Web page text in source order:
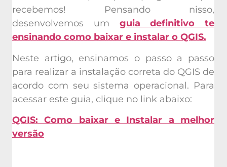
recebemos! Pensando nisso,
desenvolvemos um guia definitivo te
ensinando como baixar e instalar o QGIS.
Neste artigo, ensinamos o passo a passo
para realizar a instalação correta do QGIS de
acordo com seu sistema operacional. Para
acessar este guia, clique no link abaixo:
QGIS: Como baixar e Instalar a melhor
versão